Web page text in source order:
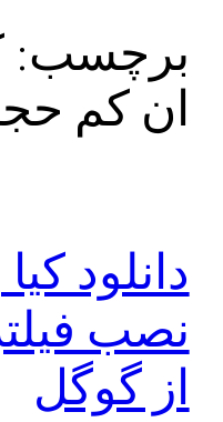
برچسب:
ان کم
دانلود
نصب
از گوگل